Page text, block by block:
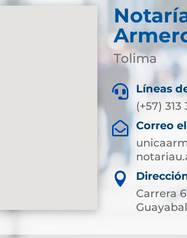
Tolima

Líneas
(+57)

Correo

Carrera